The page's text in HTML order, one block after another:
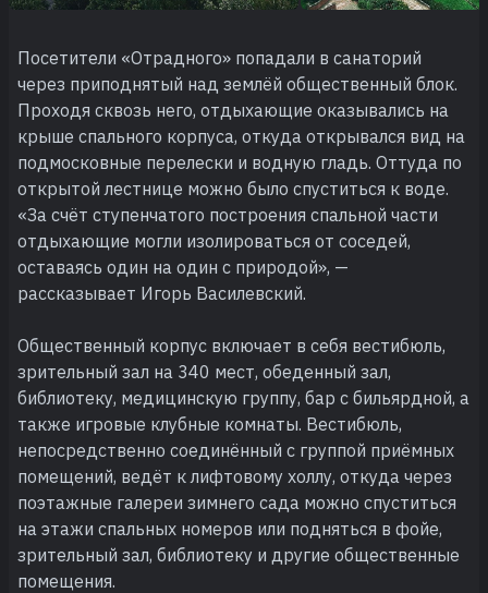
Посетители «Отрадного» попадали в санаторий
через приподнятый над землёй общественный блок.
Проходя сквозь него, отдыхающие оказывались на
крыше спального корпуса, откуда открывался вид на
подмосковные перелески и водную гладь. Оттуда по
открытой лестнице можно было спуститься к воде.
«За счёт ступенчатого построения спальной части
отдыхающие могли изолироваться от соседей,
оставаясь один на один с природой», —
рассказывает Игорь Василевский.
Общественный корпус включает в себя вестибюль,
зрительный зал на 340 мест, обеденный зал,
библиотеку, медицинскую группу, бар с бильярдной, а
также игровые клубные комнаты. Вестибюль,
непосредственно соединённый с группой приёмных
помещений, ведёт к лифтовому холлу, откуда через
поэтажные галереи зимнего сада можно спуститься
на этажи спальных номеров или подняться в фойе,
зрительный зал, библиотеку и другие общественные
помещения.